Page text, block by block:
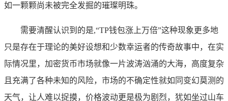
如一颗颗尚未被完全发掘的璀璨明珠。
需要清醒认识到的是,“TP钱包涨上万倍”这种现象更多地
只是存在于理论的美好设想和少数幸运者的传奇故事中，在实
际情况里，加密货币市场就像一片波涛汹涌的大海，高度复杂
且充满了各种未知的风险，市场的不确定性就如同变幻莫测的
天气，让人难以捉摸，价格波动更是极为剧烈，犹如坐过山车